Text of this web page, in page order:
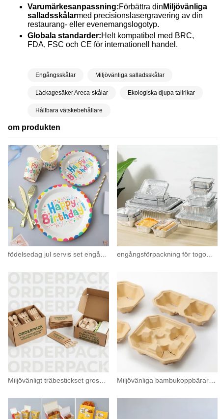
om produkten
engångsförpackning för togomatbehållare i aluminium med lock
Miljövänliga bambukoppbärare grossist
Varumärkesanpassning:Förbättra din Miljövänliga
salladsskålarmed precisionslasergravering av din
restaurang- eller evenemangslogotyp.
Globala standarder:Helt kompatibel med BRC,
FDA, FSC och CE för internationell handel.
Engångsskålar Miljövänliga salladsskålar
Läckagesäker Areca-skålar Ekologiska djupa tallrikar
Hållbara vätskebehållare